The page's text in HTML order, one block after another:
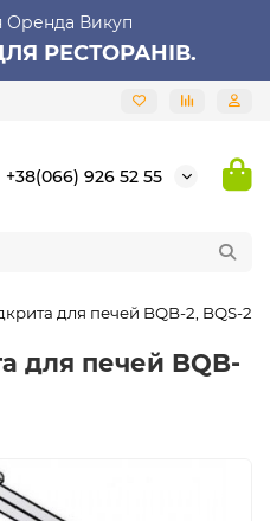
Оренда Викуп
РЕСТОРАНІВ.
+38(066) 926 52 55
для печей BQB-2, BQS-2
для печей BQB-